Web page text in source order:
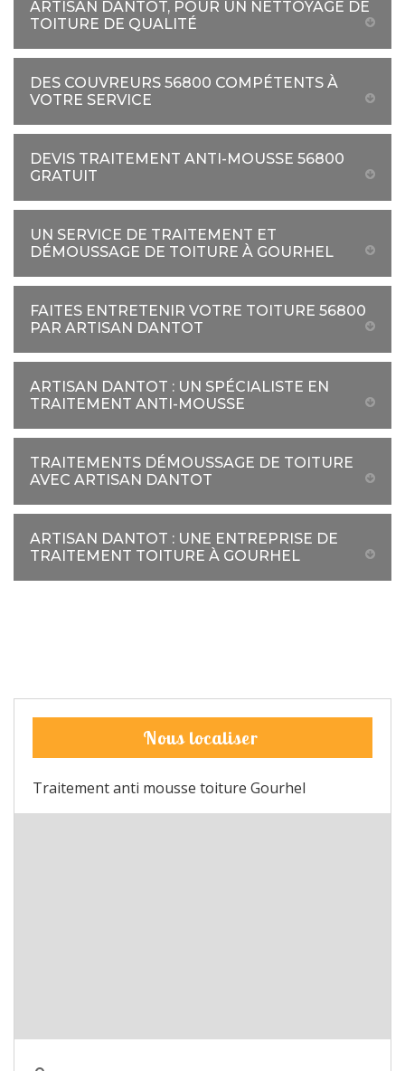
ARTISAN DANTOT, POUR UN NETTOYAGE DE
TOITURE DE QUALITÉ
DES COUVREURS 56800 COMPÉTENTS À
VOTRE SERVICE
DEVIS TRAITEMENT ANTI-MOUSSE 56800
GRATUIT
UN SERVICE DE TRAITEMENT ET
DÉMOUSSAGE DE TOITURE À GOURHEL
FAITES ENTRETENIR VOTRE TOITURE 56800
PAR ARTISAN DANTOT
ARTISAN DANTOT : UN SPÉCIALISTE EN
TRAITEMENT ANTI-MOUSSE
TRAITEMENTS DÉMOUSSAGE DE TOITURE
AVEC ARTISAN DANTOT
ARTISAN DANTOT : UNE ENTREPRISE DE
TRAITEMENT TOITURE À GOURHEL
Nous localiser
Traitement anti mousse toiture Gourhel